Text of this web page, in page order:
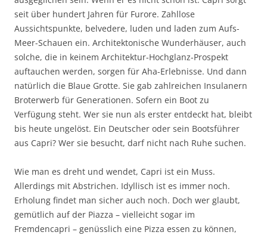
seit über hundert Jahren für Furore. Zahllose
Aussichtspunkte, belvedere, luden und laden zum Aufs-
Meer-Schauen ein. Architektonische Wunderhäuser, auch
solche, die in keinem Architektur-Hochglanz-Prospekt
auftauchen werden, sorgen für Aha-Erlebnisse. Und dann
natürlich die Blaue Grotte. Sie gab zahlreichen Insulanern
Broterwerb für Generationen. Sofern ein Boot zu
Verfügung steht. Wer sie nun als erster entdeckt hat, bleibt
bis heute ungelöst. Ein Deutscher oder sein Bootsführer
aus Capri? Wer sie besucht, darf nicht nach Ruhe suchen.
Wie man es dreht und wendet, Capri ist ein Muss.
Allerdings mit Abstrichen. Idyllisch ist es immer noch.
Erholung findet man sicher auch noch. Doch wer glaubt,
gemütlich auf der Piazza – vielleicht sogar im
Fremdencapri – genüsslich eine Pizza essen zu können,